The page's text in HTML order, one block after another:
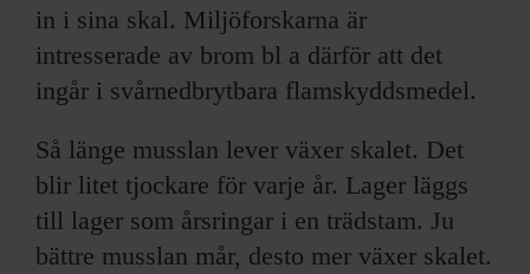
in i sina skal. Miljöforskarna är
intresserade av brom bl a därför att det
ingår i svårnedbrytbara flamskyddsmedel.
Så länge musslan lever växer skalet. Det
blir litet tjockare för varje år. Lager läggs
till lager som årsringar i en trädstam. Ju
bättre musslan mår, desto mer växer skalet.